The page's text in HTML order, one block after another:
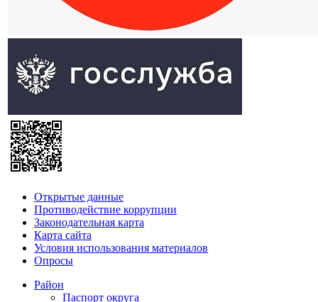
Открытые данные
Противодействие коррупции
Законодательная карта
Карта сайта
Условия использования материалов
Опросы
Район
Паспорт округа